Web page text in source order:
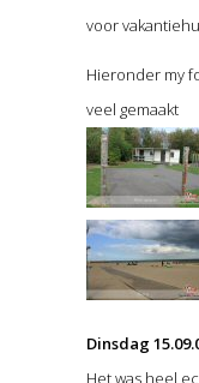
voor
Hieronder my
veel gemaakt
Dinsdag
Het was heel